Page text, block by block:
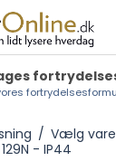
/ Vælg
- IP44